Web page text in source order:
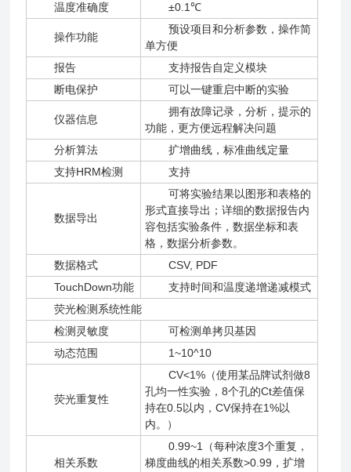
温度准确度
±0.1℃
操作功能
预设项目和分析参数，操作简
单方便
报告
支持报告自定义模块
断电保护
可以一键重启中断的实验
仪器信息
拥有故障记录，分析，提示的
功能，更方便远程解决问题
分析算法
扩增曲线，标准曲线定量
支持HRM检测
支持
数据导出
可将实验结果以图形和表格的
形式直接导出；详细的数据报告内
容包括实验条件，数据坐标和表
格，数据分析参数。
数据格式
CSV, PDF
TouchDown功能
支持时间和温度递增递减模式
荧光检测系统性能
检测灵敏度
可检测单拷贝基因
动态范围
1~10^10
荧光重复性
CV<1%（使用某品牌试剂做8
孔均一性实验，8个孔的Ct差值保
持在0.5以内，CV保持在1%以
内。）
相关系数
0.99~1（每种浓度3个重复，
梯度曲线的相关系数>0.99，扩增